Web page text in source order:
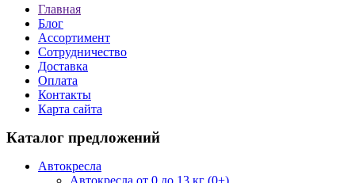
Главная
Блог
Ассортимент
Сотрудничество
Доставка
Оплата
Контакты
Карта сайта
Каталог предложений
Автокресла
Автокресла от 0 до 13 кг (0+)